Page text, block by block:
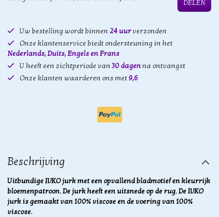
DELEN
Uw bestelling wordt binnen 24 uurverzonden
Onze klantenservice biedt ondersteuning in het
Nederlands, Duits, Engels en Frans
U heeft een zichtperiode van30 dagenna ontvangst
Onze klanten waarderen ons met 9,6
Beschrijving
Uitbundige IVKO jurk met een opvallend bladmotief en kleurrijk
bloemenpatroon. De jurk heeft een uitsnede op de rug. De IVKO
jurk is gemaakt van 100% viscose en de voering van 100%
viscose.